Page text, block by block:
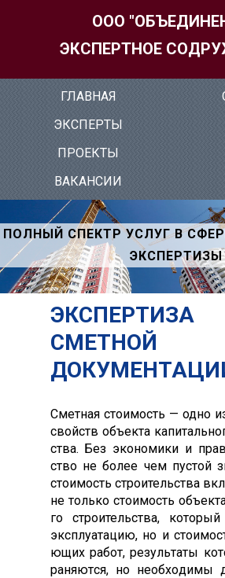
ООО
ЭКСПЕРТНОЕ
ГЛАВ­НАЯ
ЭК­СПЕР­ТЫ
ПРО­ЕК­ТЫ
ВА­КАН­СИИ
ПОЛНЫЙ СПЕКТР УСЛУГ В
ЭКСПЕРТИЗЫ
ЭКСПЕРТИЗА
СМЕТНОЙ
Смет­ная сто­имость — од­но
свой­ств объ­ек­та
ства. Без эко­номи­ки и
ство не бо­лее чем пус­той
сто­имость стро­итель­ства
не толь­ко сто­имость
го стро­итель­ства,
экс­плу­ата­цию, но и
ющих ра­бот, ре­зуль­та­ты
ра­ня­ют­ся, но не­об­хо­димы